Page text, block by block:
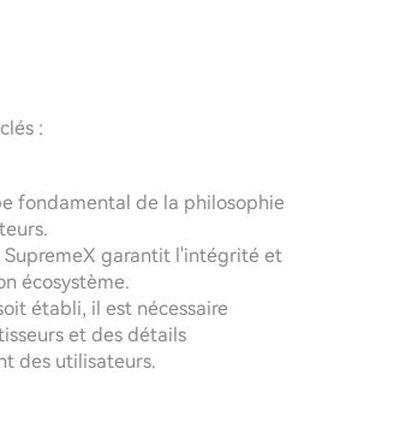
:
fondamental de la philosophie
SupremeX garantit l'intégrité et
écosystème.
établi, il est nécessaire
et des détails
des utilisateurs.